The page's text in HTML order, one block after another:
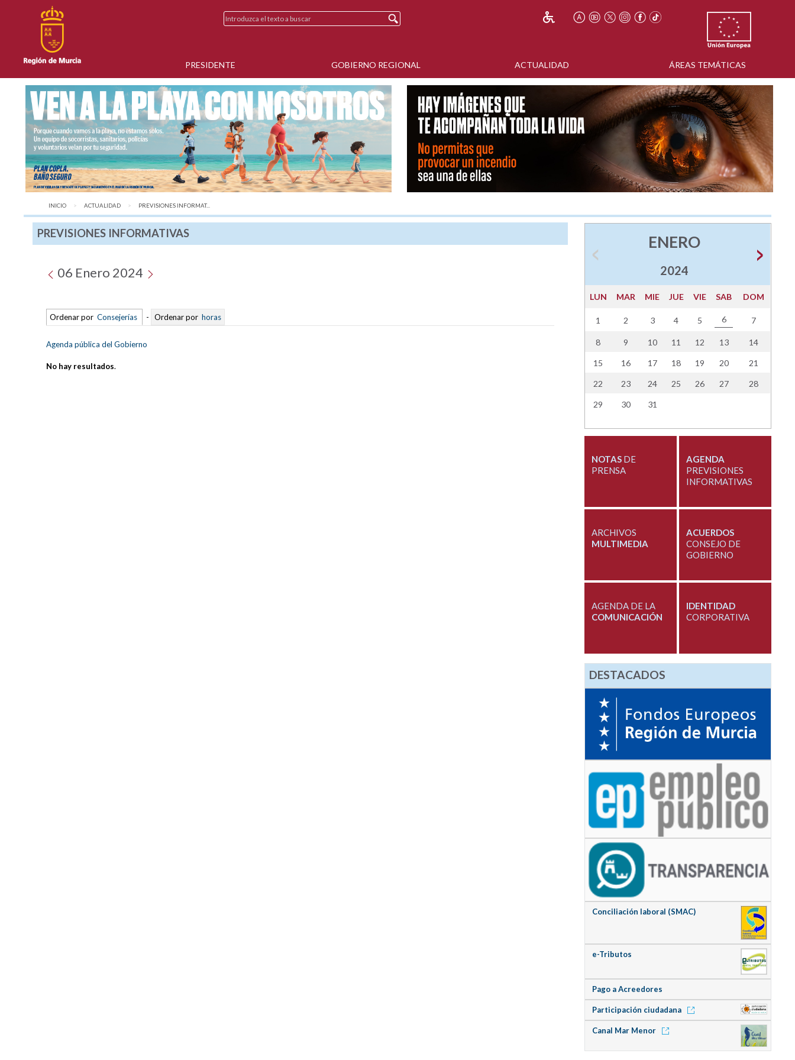
PRESIDENTE GOBIERNO REGIONAL ACTUALIDAD ÁREAS TEMÁTICAS
INICIO ACTUALIDAD AQUÍ:
PREVISIONES INFORMAT...
PREVISIONES INFORMATIVAS
06 Enero 2024
Ordenar por Consejerías - Ordenar por horas
Agenda pública del Gobierno
No hay resultados.
ENERO
2024
LUN MAR MIE JUE VIE SAB DOM
1 2 3 4 5 6 7
8 9 10 11 12 13 14
15 16 17 18 19 20 21
22 23 24 25 26 27 28
29 30 31
NOTASDE
PRENSA
AGENDA
PREVISIONES
INFORMATIVAS
ARCHIVOS
MULTIMEDIA
ACUERDOS
CONSEJO DE
GOBIERNO
AGENDA DE LA
COMUNICACIÓN
IDENTIDAD
CORPORATIVA
DESTACADOS
Conciliación laboral (SMAC)
e-Tributos
Pago a Acreedores
Participación ciudadana
Canal Mar Menor